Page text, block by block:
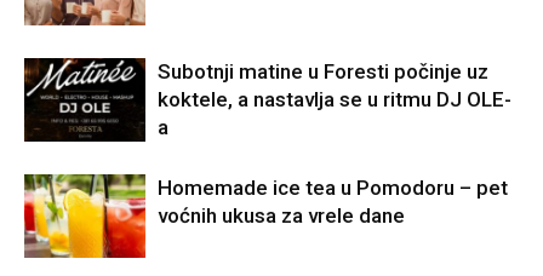
Subotnji matine u Foresti počinje uz
koktele, a nastavlja se u ritmu DJ OLE-
a
Homemade ice tea u Pomodoru – pet
voćnih ukusa za vrele dane